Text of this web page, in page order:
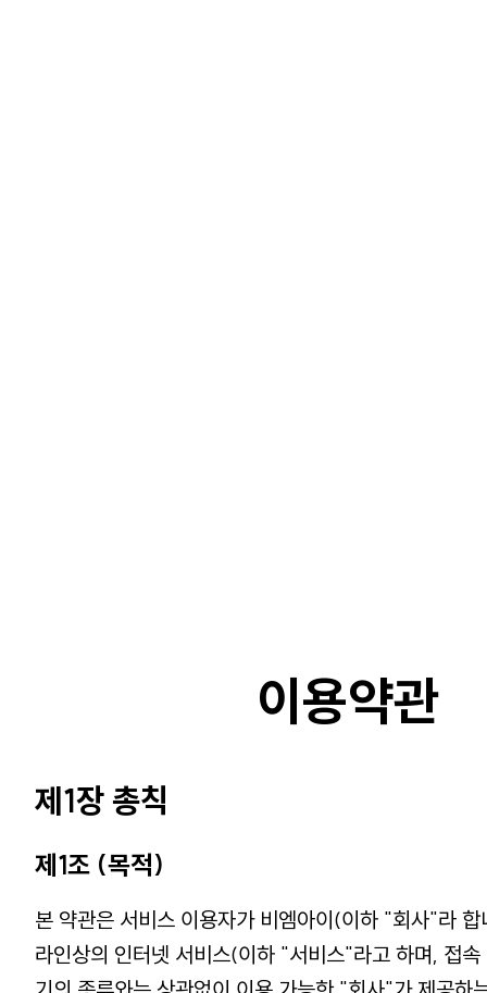
이용약관
제1장 총칙
제1조 (목적)
본 약관은 서비스 이용자가 비엠아이(이하 "회사"라
라인상의 인터넷 서비스(이하 "서비스"라고 하며, 접